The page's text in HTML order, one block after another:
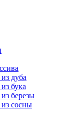
дуба
бука
березы
сосны